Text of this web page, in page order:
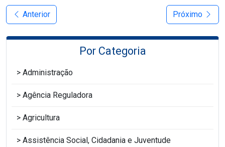
Anterior Próximo
Por Categoria
Administração
Agência Reguladora
Agricultura
Assistência Social, Cidadania e Juventude